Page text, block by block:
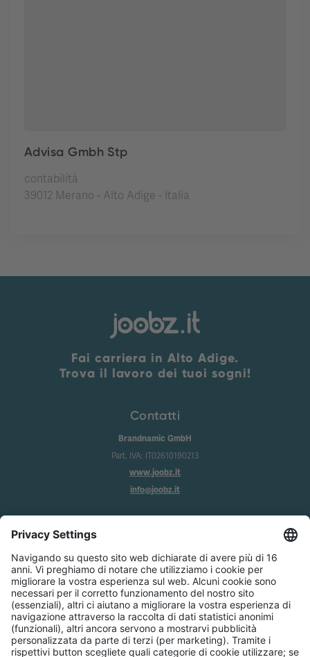
Advisa Gmbh Stp
contabilità
39012 Merano - Alto Adige - Italia
Fai carriera in Alto Adige.
Trova il lavoro dei tuoi sogni!
Contatti
Brandnamic GmbH
Part. IVA: IT02610190213
www.joobz.it
info@joobz.it
Privacy
Condizioni generali
Impostazione dei cookie
Servizio
Chi siamo